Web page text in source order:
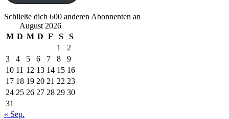
Schließe dich 600 anderen Abonnenten an
August 2026
M D M D F S
S
1
2
3
4 5 6 7 8
9
10 11 12 13 14 15 16
17 18 19 20 21 22 23
24 25 26 27 28 29 30
31
« Sep.